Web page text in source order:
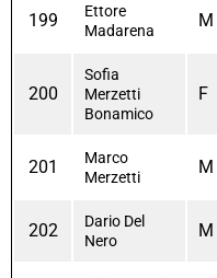
199
Ettore
Madarena
M
200
Sofia
Merzetti
Bonamico
F
201
Marco
Merzetti
M
202
Dario Del
Nero
M